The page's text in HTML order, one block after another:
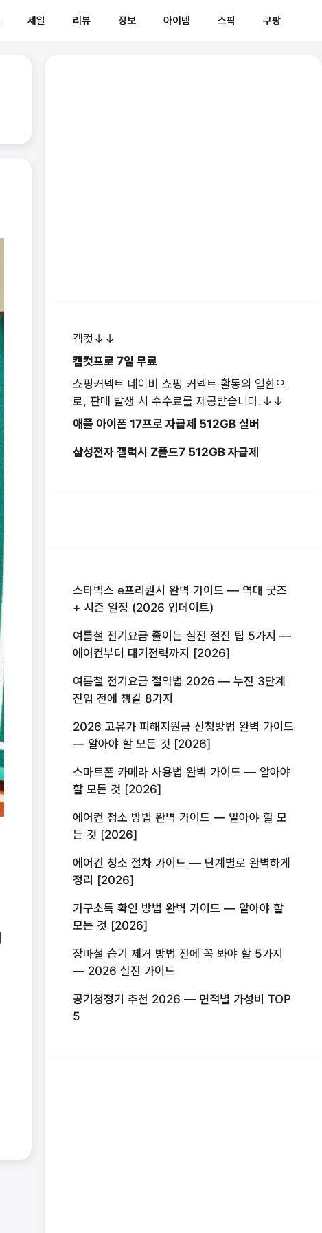
세일 리뷰 정보 아이템 스픽 쿠팡
캡컷↓↓
캡컷프로 7일 무료
쇼핑커넥트 네이버 쇼핑 커넥트 활동의 일환으
로, 판매 발생 시 수수료를 제공받습니다.↓↓
애플 아이폰 17프로 자급제 512GB 실버
삼성전자 갤럭시 Z폴드7 512GB 자급제
스타벅스 e프리퀀시 완벽 가이드 — 역대 굿즈
+ 시즌 일정 (2026 업데이트)
여름철 전기요금 줄이는 실전 절전 팁 5가지 —
에어컨부터 대기전력까지 [2026]
여름철 전기요금 절약법 2026 — 누진 3단계
진입 전에 챙길 8가지
2026 고유가 피해지원금 신청방법 완벽 가이드
— 알아야 할 모든 것 [2026]
스마트폰 카메라 사용법 완벽 가이드 — 알아야
할 모든 것 [2026]
에어컨 청소 방법 완벽 가이드 — 알아야 할 모
든 것 [2026]
에어컨 청소 절차 가이드 — 단계별로 완벽하게
정리 [2026]
가구소득 확인 방법 완벽 가이드 — 알아야 할
모든 것 [2026]
장마철 습기 제거 방법 전에 꼭 봐야 할 5가지
— 2026 실전 가이드
공기청정기 추천 2026 — 면적별 가성비 TOP
5